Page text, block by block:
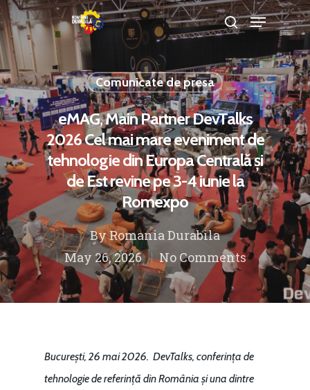
Hit enter to search or ESC to close
Comunicate de presa
eMAG, Main Partner DevTalks
2026 Cel mai mare eveniment de
tehnologie din Europa Centrală și
de Est revine pe 3-4 iunie la
Romexpo
ByRomania Durabila
May 26, 2026
No Comments
București, 26 mai 2026. DevTalks, conferința de
tehnologie de referință din România și una dintre